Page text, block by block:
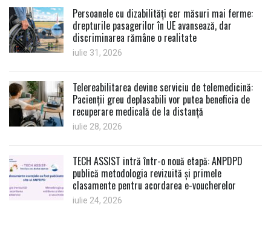
Persoanele cu dizabilități cer măsuri mai ferme:
drepturile pasagerilor în UE avansează, dar
discriminarea rămâne o realitate
iulie 31, 2026
Telereabilitarea devine serviciu de telemedicină:
Pacienții greu deplasabili vor putea beneficia de
recuperare medicală de la distanță
iulie 28, 2026
TECH ASSIST intră într-o nouă etapă: ANPDPD
publică metodologia revizuită și primele
clasamente pentru acordarea e-voucherelor
iulie 24, 2026